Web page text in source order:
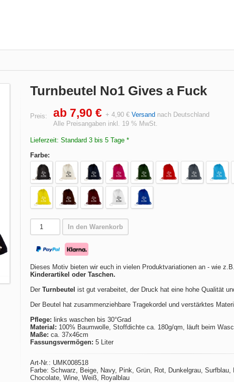
Turnbeutel No1 Gives a Fuck
Preis: ab 7,90 € + 4,90 € Versand nach Deutschland
Alle Preisangaben inkl. 19 % MwSt.
Lieferzeit: Standard 3 bis 5 Tage *
Farbe:
In den Warenkorb
Dieses Motiv bieten wir euch in vielen Produktvariationen an - wie
Kinderartikel oder Taschen.
Der Turnbeutel ist gut verabeitet, der Druck hat eine hohe Qualität
Der Beutel hat zusammenziehbare Tragekordel und verstärktes
Pflege: links waschen bis 30°Grad
Material: 100% Baumwolle, Stoffdichte ca. 180g/qm, läuft beim
Maße: ca. 37x46cm
Fassungsvermögen: 5 Liter
Art-Nr.: UMK008518
Farbe: Schwarz, Beige, Navy, Pink, Grün, Rot, Dunkelgrau, Surfblau,
Chocolate, Wine, Weiß, Royalblau